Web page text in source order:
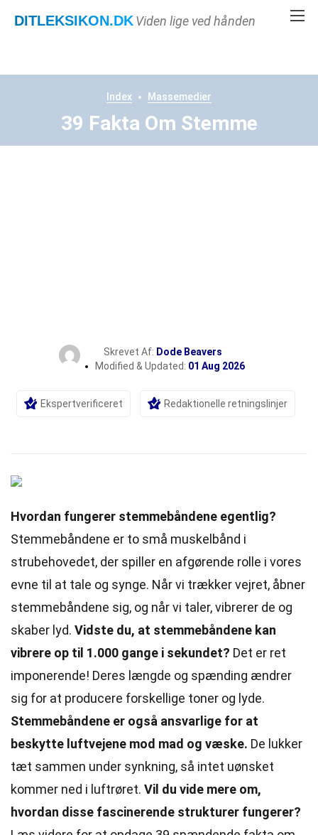
DITLEKSIKON.DKViden lige ved hånden
Index Massemedier
39 Fakta Om Stemme
Skrevet Af: Dode Beavers
Modified & Updated: 01 Aug 2026
Ekspertverificeret Redaktionelle retningslinjer
Hvordan fungerer stemmebåndene egentlig?
Stemmebåndene er to små muskelbånd i
strubehovedet, der spiller en afgørende rolle i vores
evne til at tale og synge. Når vi trækker vejret, åbner
stemmebåndene sig, og når vi taler, vibrerer de og
skaber lyd. Vidste du, at stemmebåndene kan
vibrere op til 1.000 gange i sekundet? Det er ret
imponerende! Deres længde og spænding ændrer
sig for at producere forskellige toner og lyde.
Stemmebåndene er også ansvarlige for at
beskytte luftvejene mod mad og væske. De lukker
tæt sammen under synkning, så intet uønsket
kommer ned i luftrøret. Vil du vide mere om,
hvordan disse fascinerende strukturer fungerer?